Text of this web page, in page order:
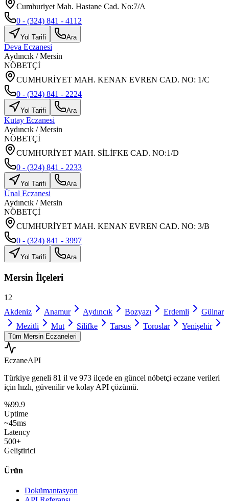
Cumhuriyet Mah. Hastane Cad. No:7/A
0 - (324) 841 - 4112
Yol Tarifi Ara
Deva Eczanesi
Aydıncık /Mersin
NÖBETÇİ
CUMHURİYET MAH. KENAN EVREN CAD. NO: 1/C
0 - (324) 841 - 2224
Yol Tarifi Ara
Kutay Eczanesi
Aydıncık /Mersin
NÖBETÇİ
CUMHURİYET MAH. SİLİFKE CAD. NO:1/D
0 - (324) 841 - 2233
Yol Tarifi Ara
Ünal Eczanesi
Aydıncık /Mersin
NÖBETÇİ
CUMHURİYET MAH. KENAN EVREN CAD. NO: 3/B
0 - (324) 841 - 3997
Yol Tarifi Ara
Mersin İlçeleri
12
Akdeniz
Anamur Aydıncık Bozyazı Erdemli
Gülnar
Mezitli
Mut Silifke Tarsus Toroslar Yenişehir
Tüm Mersin Eczaneleri
EczaneAPI
Türkiye geneli 81 il ve 973 ilçede en güncel nöbetçi eczane verileri
için hızlı, güvenilir ve kolay API çözümü.
%99.9
Uptime
~45ms
Latency
500+
Geliştirici
Ürün
Dokümantasyon